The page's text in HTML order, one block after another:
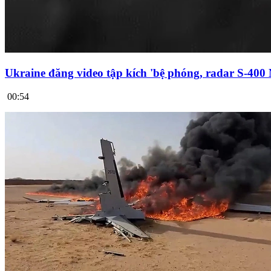
Ukraine đăng video tập kích 'bệ phóng, radar S-400
00:54